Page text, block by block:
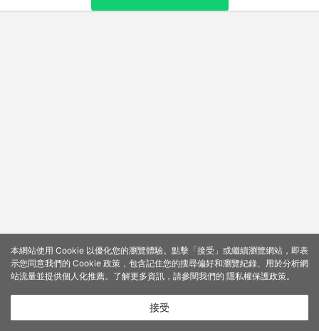
本網站使用 Cookie 以優化您的瀏覽體驗。點擊「接受」或繼續瀏覽網站，即表
示您同意我們的 Cookie 政策，包含記住您的搜尋偏好和瀏覽紀錄、用於分析網
站流量並提供個人化推薦。了解更多資訊，請參閱我們的 隱私權保護政策。
接受